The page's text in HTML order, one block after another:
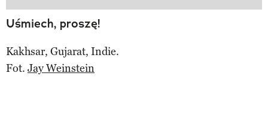
Uśmiech, proszę!
Kakhsar, Gujarat, Indie.
Fot. Jay Weinstein